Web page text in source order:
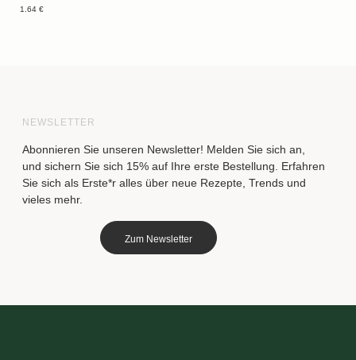
1.64 €
NEWSLETTER
Abonnieren Sie unseren Newsletter! Melden Sie sich an,
und sichern Sie sich 15% auf Ihre erste Bestellung. Erfahren
Sie sich als Erste*r alles über neue Rezepte, Trends und
vieles mehr.
Zum Newsletter